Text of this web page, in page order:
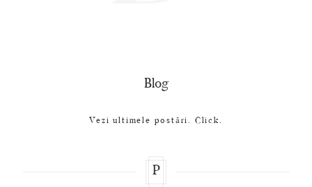
Blog
Vezi ultimele postări. Click.
P